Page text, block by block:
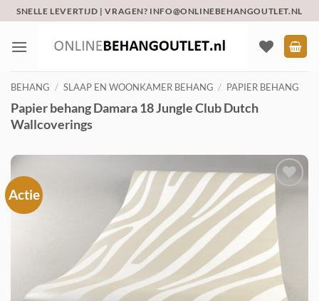
naar
inhoud
SNELLE LEVERTIJD | VRAGEN? INFO@ONLINEBEHANGOUTLET.NL
BEHANG / SLAAP EN WOONKAMER BEHANG / PAPIER BEHANG
Papier behang Damara 18 Jungle Club Dutch
Wallcoverings
Actie
Toevoegen
aan
verlanglijst